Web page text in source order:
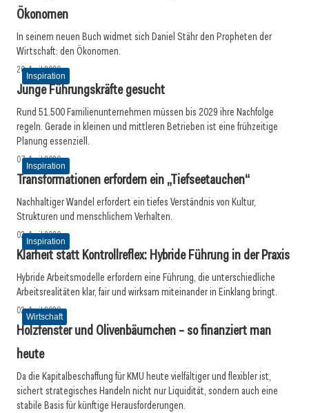
Ökonomen
In seinem neuen Buch widmet sich Daniel Stähr den Propheten der
Wirtschaft: den Ökonomen.
Inspiration
20. April 2026
Junge Führungskräfte gesucht
Rund 51.500 Familienunternehmen müssen bis 2029 ihre Nachfolge
regeln. Gerade in kleinen und mittleren Betrieben ist eine frühzeitige
Planung essenziell.
Inspiration
07. April 2026
Transformationen erfordern ein „Tiefseetauchen“
Nachhaltiger Wandel erfordert ein tiefes Verständnis von Kultur,
Strukturen und menschlichem Verhalten.
Inspiration
02. April 2026
Klarheit statt Kontrollreflex: Hybride Führung in der Praxis
Hybride Arbeitsmodelle erfordern eine Führung, die unterschiedliche
Arbeitsrealitäten klar, fair und wirksam miteinander in Einklang bringt.
Wirtschaft
02. April 2026
Holzfenster und Olivenbäumchen – so finanziert man
heute
Da die Kapitalbeschaffung für KMU heute vielfältiger und flexibler ist,
sichert strategisches Handeln nicht nur Liquidität, sondern auch eine
stabile Basis für künftige Herausforderungen.